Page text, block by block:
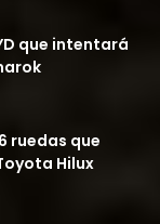
que intentará
ruedas que
Hilux